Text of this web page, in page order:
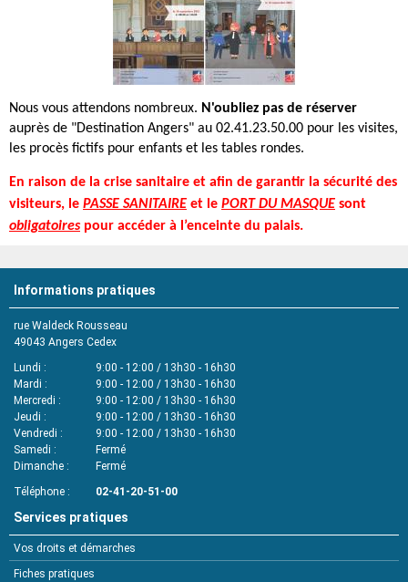
Nous vous attendons nombreux. N'oubliez pas de réserver
auprès de "Destination Angers" au 02.41.23.50.00 pour les visites,
les procès fictifs pour enfants et les tables rondes.
En raison de la crise sanitaire et afin de garantir la sécurité des
visiteurs, le PASSE SANITAIRE et le PORT DU MASQUE sont
obligatoirespour accéder à l’enceinte du palais.
Informations pratiques
rue Waldeck Rousseau
49043 Angers Cedex
Lundi
9:00 - 12:00 / 13h30 - 16h30
Mardi
9:00 - 12:00 / 13h30 - 16h30
Mercredi
9:00 - 12:00 / 13h30 - 16h30
Jeudi
9:00 - 12:00 / 13h30 - 16h30
Vendredi
9:00 - 12:00 / 13h30 - 16h30
Samedi
Fermé
Dimanche
Fermé
Téléphone
02-41-20-51-00
Services pratiques
Vos droits et démarches
Fiches pratiques